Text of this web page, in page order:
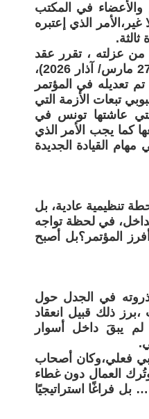
يسمح للأمين العام والأعضاء في المكتب
الذي إعتبره
من عزلته ، تقرر عقد
المؤتمر السادس والعشرون للاتحاد العام التونسي للشغل أيام (25 ، 26، 27 مارس/ آذار 2026)،
الإتحاد لا علاقة لها بالخلاف حول البند 20 الذي تم تعديله في المؤتمر
تبعات الأزمة التي
عاشتها تونس في
كما يجب الأمر الذي
القيادة الجديدة
تنظيمية عادية، بل
في لحظة تواجه
المؤتمر؟بل أصبح
ذروته في الجدل حول
،برز ذلك قبيل انعقاد
لم يبقَ داخل أسوار
فعلي،وكان أصحاب
العمال دون غطاء
فراغًا استراتيجيًا